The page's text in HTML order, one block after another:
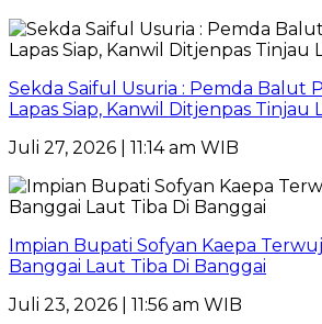
Sekda Saiful Usuria : Pemda Balut
Lapas Siap, Kanwil Ditjenpas Tinjau
Juli 27, 2026 | 11:14 am WIB
Impian Bupati Sofyan Kaepa
Banggai Laut Tiba Di Banggai
Juli 23, 2026 | 11:56 am WIB